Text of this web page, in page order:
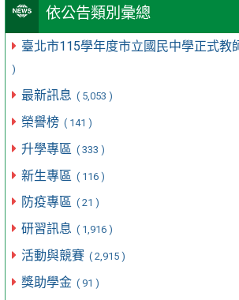
依公告類別彙總
臺北市115學年度市立國民中學正式教
)
最新訊息 ( 5,053 )
榮譽榜 ( 141 )
升學專區 ( 333 )
新生專區 ( 116 )
防疫專區 ( 21 )
研習訊息 ( 1,916 )
活動與競賽 ( 2,915 )
獎助學金 ( 91 )